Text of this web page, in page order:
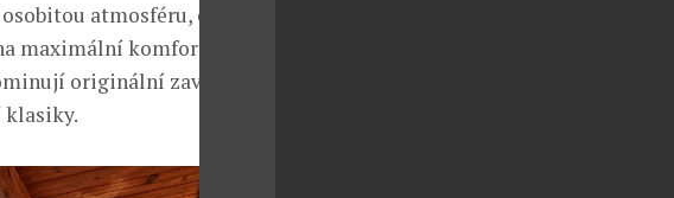
atmosféru, oba jsou
maximální komfort hostů.
originální zavěšená